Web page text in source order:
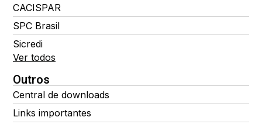
CACISPAR
SPC Brasil
Sicredi
Ver todos
Outros
Central de downloads
Links importantes